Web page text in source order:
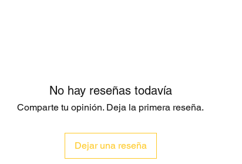
No hay reseñas todavía
Comparte tu opinión. Deja la primera reseña.
Dejar una reseña